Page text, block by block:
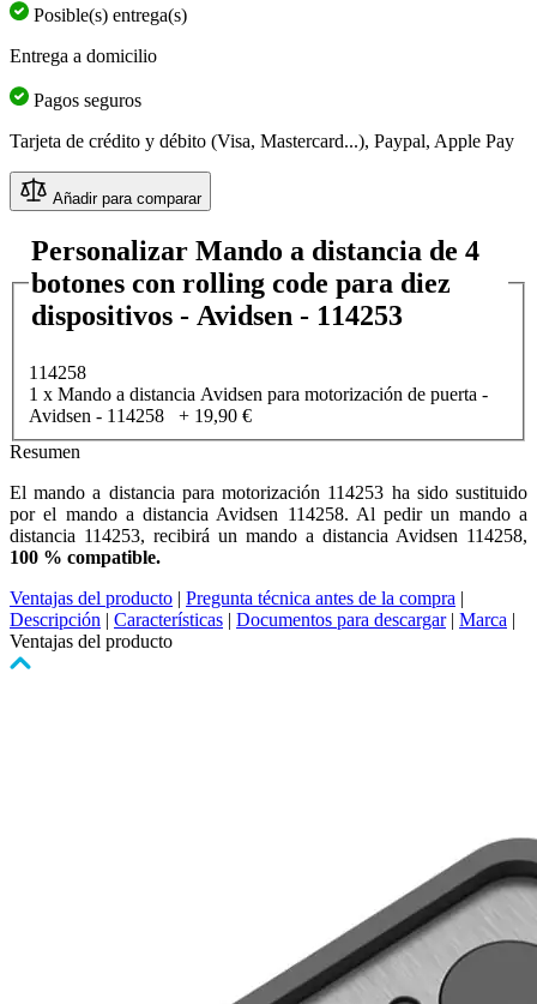
Posible(s) entrega(s)
Entrega a domicilio
Pagos seguros
Tarjeta de crédito y débito (Visa, Mastercard...), Paypal, Apple Pay
Añadir para comparar
Personalizar Mando a distancia de 4
botones con rolling code para diez
dispositivos - Avidsen - 114253
114258
1 x Mando a distancia Avidsen para motorización de puerta -
Avidsen - 114258
+ 19,90 €
Resumen
El mando a distancia para motorización 114253 ha sido sustituido
por el mando a distancia Avidsen 114258. Al pedir un mando a
distancia 114253, recibirá un mando a distancia Avidsen 114258,
100 % compatible.
Ventajas del producto | Pregunta técnica antes de la compra |
Descripción | Características | Documentos para descargar | Marca |
Ventajas del producto